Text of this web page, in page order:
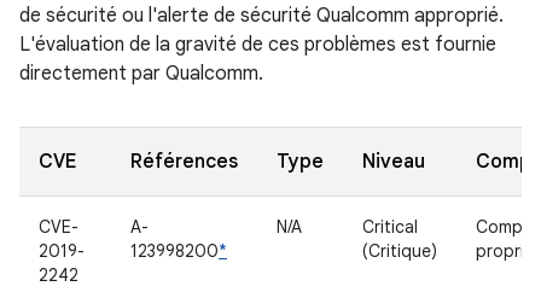
de sécurité ou l'alerte de sécurité Qualcomm approprié.
L'évaluation de la gravité de ces problèmes est fournie
directement par Qualcomm.
CVE Références Type Niveau
CVE-
2019-
2242
A-
123998200*
N/A
Critical
(Critique)